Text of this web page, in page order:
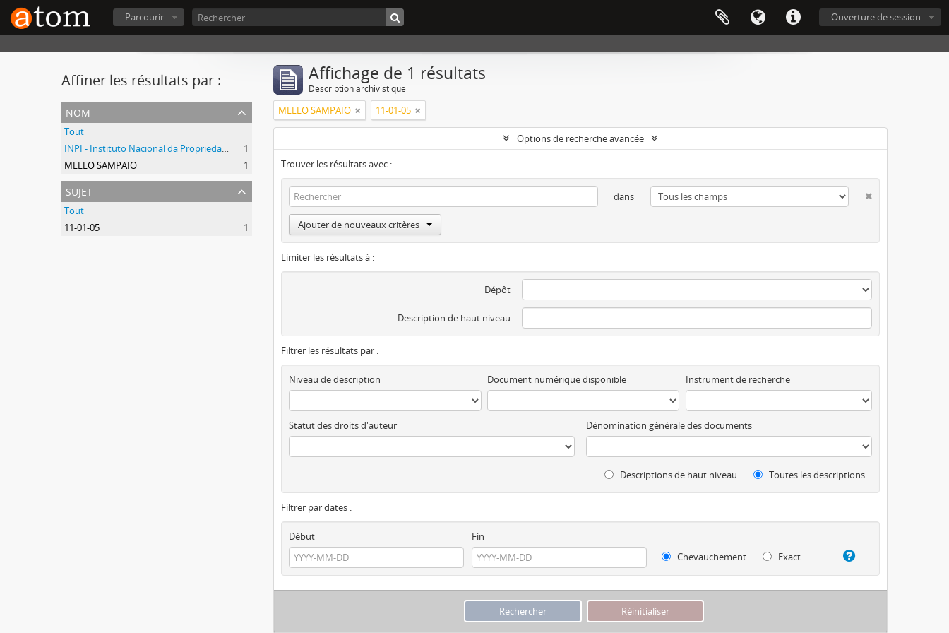
Ouverture de session
Parcourir
Affiner les résultats par :
nom
Tout
INPI - Instituto Nacional da Propriedade Industrial
1
MELLO SAMPAIO
1
sujet
Tout
11-01-05
1
Affichage de 1 résultats
Description archivistique
MELLO SAMPAIO 11-01-05
Options de recherche avancée
Trouver les résultats avec :
dans
Ajouter de nouveaux critères
Limiter les résultats à :
Dépôt
Description de haut niveau
Filtrer les résultats par :
Niveau de description Document numérique disponible Instrument de recherche
Statut des droits d'auteur Dénomination générale des documents
Descriptions de haut niveau Toutes les descriptions
Filtrer par dates :
Début
Fin
Chevauchement
Exact